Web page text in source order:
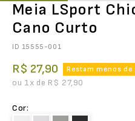
Meia LSport
Cano Curto
ID 15555-001
R$ 27,90 Restam menos de
ou 1x de R$ 27,90
Cor: